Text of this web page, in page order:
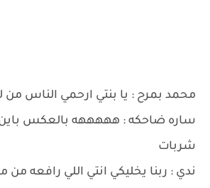
محمد بمرح : يا بنتي ارحمي الناس
ساره ضاحكه : هههههه بالعكس باين
شربات
ندي : ربنا يخليكي انتي اللي رافعه من